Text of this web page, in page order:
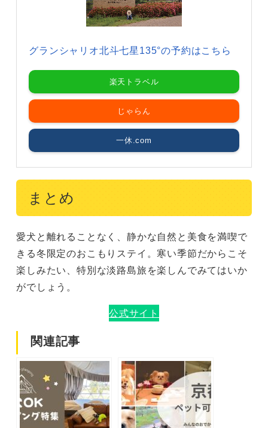
グランシャリオ北斗七星135°の予約はこちら
楽天トラベル
じゃらん
一休.com
まとめ
愛犬と離れることなく、静かな自然と美食を満喫で
きる冬限定のおこもりステイ。寒い季節だからこそ
楽しみたい、特別な淡路島旅を楽しんでみてはいか
がでしょう。
公式サイト
関連記事